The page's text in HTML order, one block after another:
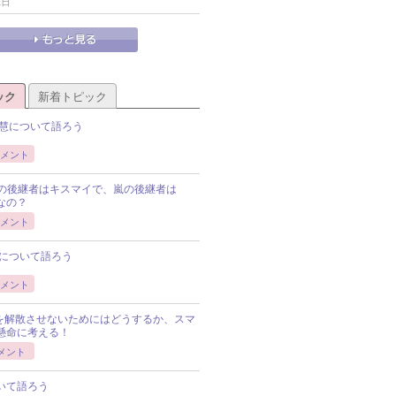
ク 新着トピック
について語ろう
ント
後継者はキスマイで、嵐の後継者は
の？
ント
ついて語ろう
ント
解散させないためにはどうするか、スマ
命に考える！
ント
て語ろう